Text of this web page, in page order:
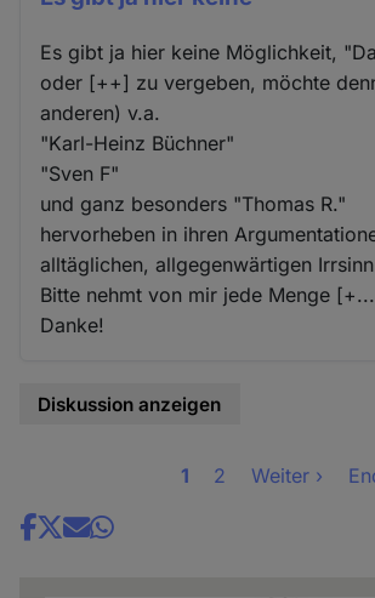
Es gibt ja hier keine Möglichkeit,
oder [++] zu vergeben, möchte
anderen) v.a.
"Karl-Heinz Büchner"
"Sven F"
und ganz besonders "Thomas R."
hervorheben in ihren
alltäglichen, allgegenwärtigen
Bitte nehmt von mir jede Menge
Danke!
Diskussion anzeigen
Seite
1 Seite
2
Nächste
Weiter ›
Share